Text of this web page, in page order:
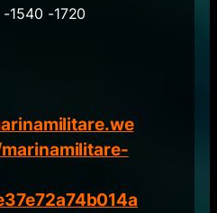
-1540 -1720